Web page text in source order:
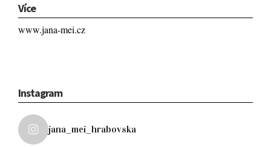
Více
www.jana-mei.cz
Instagram
jana_mei_hrabovska